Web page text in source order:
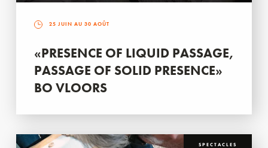
25 JUIN AU 30 AOÛT
«PRESENCE OF LIQUID PASSAGE,
PASSAGE OF SOLID PRESENCE»
BO VLOORS
SPECTACLES